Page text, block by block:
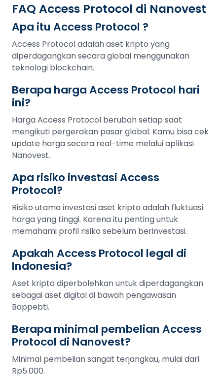
FAQ Access Protocol di Nanovest
Apa itu Access Protocol ?
Access Protocol adalah aset kripto yang
diperdagangkan secara global menggunakan
teknologi blockchain.
Berapa harga Access Protocol hari
ini?
Harga Access Protocol berubah setiap saat
mengikuti pergerakan pasar global. Kamu bisa cek
update harga secara real-time melalui aplikasi
Nanovest.
Apa risiko investasi Access
Protocol?
Risiko utama investasi aset kripto adalah fluktuasi
harga yang tinggi. Karena itu penting untuk
memahami profil risiko sebelum berinvestasi.
Apakah Access Protocol legal di
Indonesia?
Aset kripto diperbolehkan untuk diperdagangkan
sebagai aset digital di bawah pengawasan
Bappebti.
Berapa minimal pembelian Access
Protocol di Nanovest?
Minimal pembelian sangat terjangkau, mulai dari
Rp5.000.